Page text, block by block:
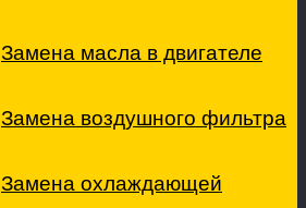
Замена масла в двигателе
Замена воздушного фильтра
Замена охлаждающей